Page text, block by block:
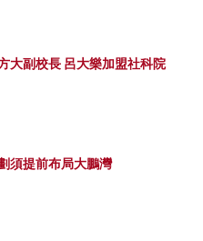
大副校長 呂大樂加盟社科院
須提前布局大鵬灣